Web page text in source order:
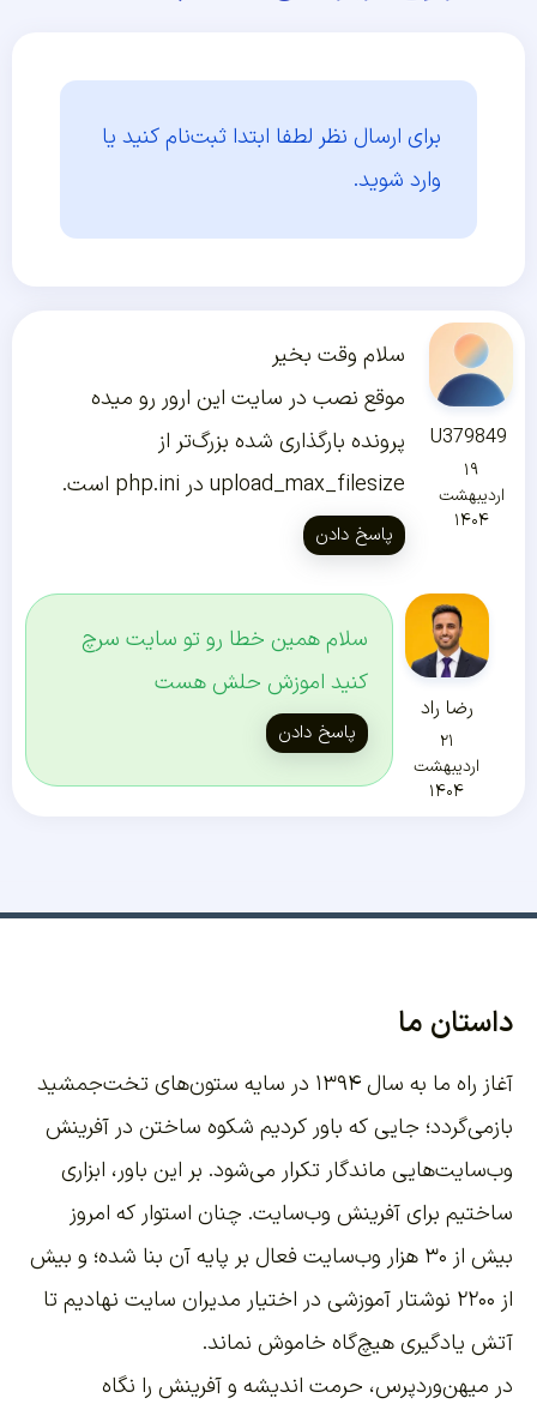
برای ارسال نظر لطفا ابتدا ثبت‌نام کنید یا
وارد شوید.
U379849
۱۹
اردیبهشت
۱۴۰۴
سلام وقت بخیر
موقع نصب در سایت این ارور رو میده
پرونده بارگذاری شده بزرگ‌تر از
upload_max_filesize در php.ini است.
پاسخ دادن
رضا راد
۲۱
اردیبهشت
۱۴۰۴
سلام همین خطا رو تو سایت سرچ
کنید اموزش حلش هست
پاسخ دادن
داستان ما
آغاز راه ما به سال ۱۳۹۴ در سایه ستون‌های تخت‌جمشید
بازمی‌گردد؛ جایی که باور کردیم شکوه ساختن در آفرینش
وب‌سایت‌هایی ماندگار تکرار می‌شود. بر این باور، ابزاری
ساختیم برای آفرینش وب‌سایت. چنان استوار که امروز
بیش از ۳۰ هزار وب‌سایت فعال بر پایه آن بنا شده؛ و بیش
از ۲۲۰۰
نوشتار آموزشی در اختیار مدیران سایت نهادیم تا
آتش یادگیری هیچ‌گاه خاموش نماند.
در میهن‌وردپرس، حرمت اندیشه و آفرینش را نگاه